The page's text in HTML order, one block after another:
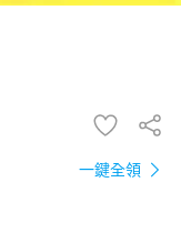
一鍵全領